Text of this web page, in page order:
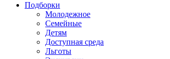
Подборки
Молодежное
Семейные
Детям
Доступная среда
Льготы